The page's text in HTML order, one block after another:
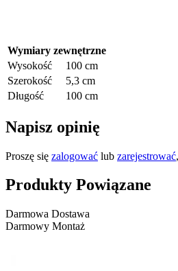
Wymiary zewnętrzne
Wysokość
100 cm
Szerokość
5,3 cm
Długość
100 cm
Napisz opinię
Proszę się zalogować lub zarejestrować
Produkty Powiązane
Darmowa Dostawa
Darmowy Montaż